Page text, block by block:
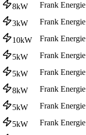
8kW Frank Energie
3kW Frank Energie
10kW Frank Energie
5kW Frank Energie
5kW Frank Energie
8kW Frank Energie
5kW Frank Energie
5kW Frank Energie